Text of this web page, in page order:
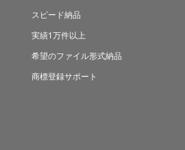
スピード納品
実績1万件以上
希望のファイル形式納品
商標登録サポート